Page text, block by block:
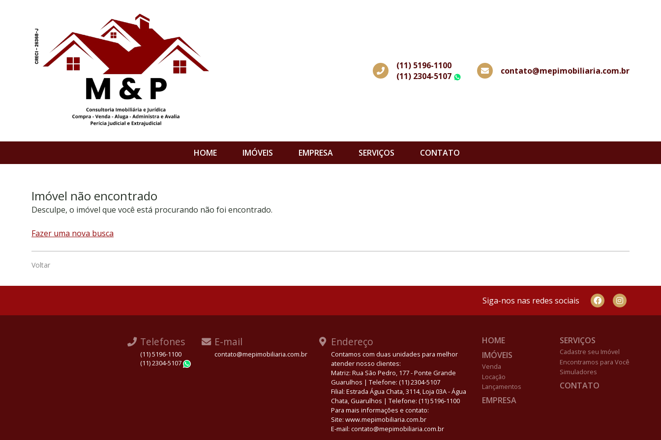
(11) 5196-1100
(11) 2304-5107
WhatsApp
contato@mepimobiliaria.com.br
HOME IMÓVEIS EMPRESA SERVIÇOS CONTATO
Imóvel não encontrado
Desculpe, o imóvel que você está procurando não foi encontrado.
Fazer uma nova busca
Voltar
Siga-nos nas redes sociais
Telefones
(11) 5196-1100
(11) 2304-5107
E-mail
contato@mepimobiliaria.com.br
Endereço
Contamos com duas unidades para melhor
atender nosso clientes:
Matriz: Rua São Pedro, 177 - Ponte Grande
Guarulhos | Telefone: (11) 2304-5107
Filial: Estrada Água Chata, 3114, Loja 03A - Água
Chata, Guarulhos | Telefone: (11) 5196-1100
Para mais informações e contato:
Site: www.mepimobiliaria.com.br
E-mail: contato@mepimobiliaria.com.br
HOME
IMÓVEIS
Venda
Locação
Lançamentos
EMPRESA
SERVIÇOS
Cadastre seu Imóvel
Encontramos para Você
Simuladores
CONTATO